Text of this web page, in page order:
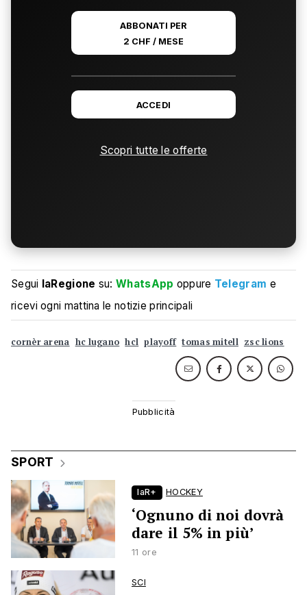
ABBONATI PER
2 CHF / MESE
ACCEDI
Scopri tutte le offerte
Segui laRegione su:WhatsApp oppure Telegram e
ricevi ogni mattina le notizie principali
cornèr arena hc lugano hcl playoff tomas mitell zsc lions
SPORT
laR+ HOCKEY
‘Ognuno di noi dovrà
dare il 5% in più’
11 ore
SCI